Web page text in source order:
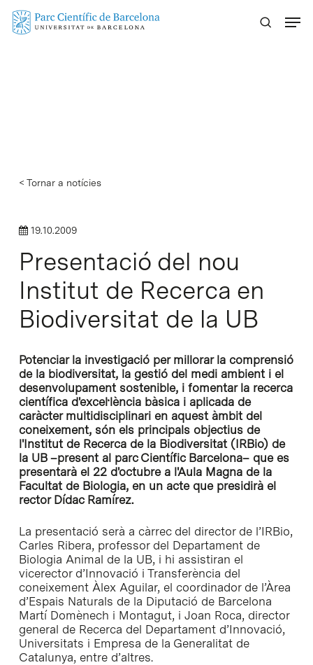
Skip
< Tornar a notícies
19.10.2009
Presentació del nou
Institut de Recerca en
Biodiversitat de la UB
Potenciar la investigació per millorar la comprensió
de la biodiversitat, la gestió del medi ambient i el
desenvolupament sostenible, i fomentar la recerca
científica d'excel·lència bàsica i aplicada de
caràcter multidisciplinari en aquest àmbit del
coneixement, són els principals objectius de
l'Institut de Recerca de la Biodiversitat (IRBio) de
la UB –present al parc Científic Barcelona– que es
presentarà el 22 d'octubre a l'Aula Magna de la
Facultat de Biologia, en un acte que presidirà el
rector Dídac Ramírez.
La presentació serà a càrrec del director de l’IRBio,
Carles Ribera, professor del Departament de
Biologia Animal de la UB, i hi assistiran el
vicerector d’Innovació i Transferència del
coneixement Àlex Aguilar, el coordinador de l’Àrea
d’Espais Naturals de la Diputació de Barcelona
Martí Domènech i Montagut, i Joan Roca, director
general de Recerca del Departament d’Innovació,
Universitats i Empresa de la Generalitat de
Catalunya, entre d’altres.